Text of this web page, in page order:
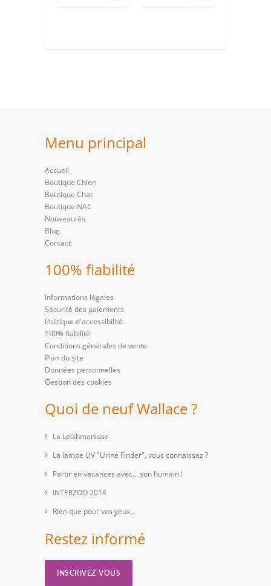
Menu principal
Accueil
Boutique Chien
Boutique Chat
Boutique NAC
Nouveautés
Blog
Contact
100% fiabilité
Informations légales
Sécurité des paiements
Politique d'accessibilité
100% fiabilité
Conditions générales de vente
Plan du site
Données personnelles
Gestion des cookies
Quoi de neuf Wallace ?
La Leishmaniose
La lampe UV "Urine Finder", vous connaissez ?
Partir en vacances avec… son humain !
INTERZOO 2014
Rien que pour vos yeux...
Restez informé
INSCRIVEZ-VOUS